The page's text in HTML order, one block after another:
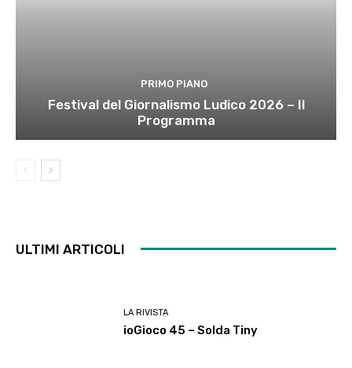
PRIMO PIANO
Festival del Giornalismo Ludico 2026 – Il
Programma
ULTIMI ARTICOLI
LA RIVISTA
ioGioco 45 – Solda Tiny